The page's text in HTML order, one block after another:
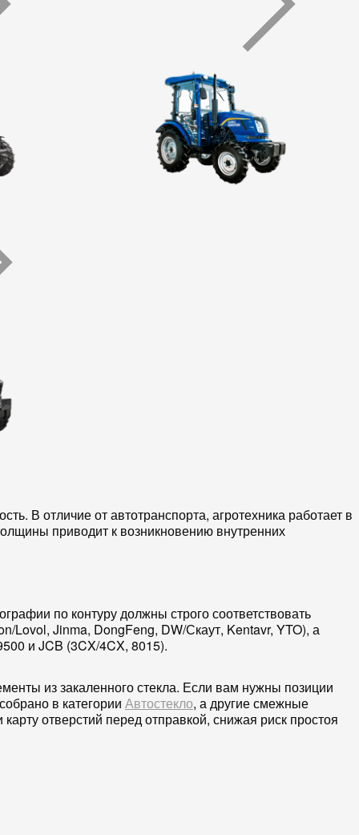
В отличие от автотранспорта, агротехника работает в
приводит к возникновению внутренних
по контуру должны строго соответствовать
Lovol, Jinma, DongFeng, DW/Скаут, Kentavr, YTO), а
и JCB (3CX/4CX, 8015).
из закаленного стекла. Если вам нужны позиции
в категории Автостекло, а другие смежные
отверстий перед отправкой, снижая риск простоя